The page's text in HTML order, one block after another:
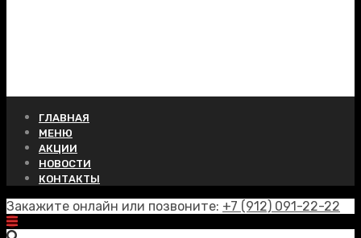
ГЛАВНАЯ
МЕНЮ
АКЦИИ
НОВОСТИ
КОНТАКТЫ
Закажите онлайн или позвоните: +7 (912) 091-22-22